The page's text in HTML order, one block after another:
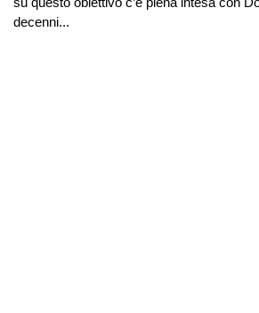
decenni...